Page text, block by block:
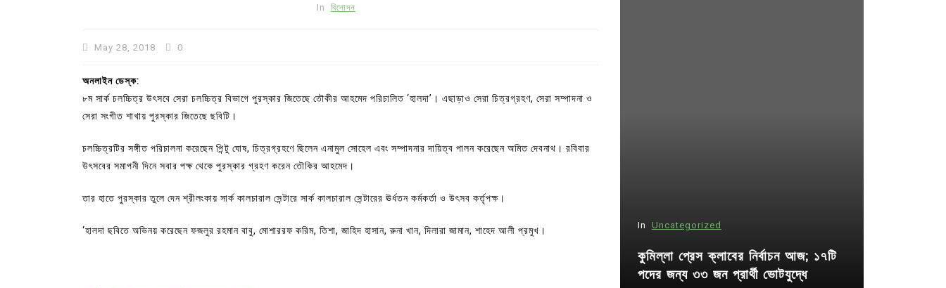
In বিনোদন
May 28, 2018 0
অনলাইন ডেস্ক:
৮ম সার্ক চলচ্চিত্র উৎসবে সেরা চলচ্চিত্র বিভাগে পুরস্কার জিতেছে তৌকীর আহমেদ পরিচালিত ‘হালদা’। এছাড়াও সেরা চিত্রগ্রহণ, সেরা সম্পাদনা ও
সেরা সংগীত শাখায় পুরস্কার জিতেছে ছবিটি।
চলচ্চিত্রটির সঙ্গীত পরিচালনা করেছেন পিন্টু ঘোষ, চিত্রগ্রহণে ছিলেন এনামুল সোহেল এবং সম্পাদনার দায়িত্ব পালন করেছেন অমিত দেবনাথ। রবিবার
উৎসবের সমাপনী দিনে সবার পক্ষ থেকে পুরস্কার গ্রহণ করেন তৌকির আহমেদ।
তার হাতে পুরস্কার তুলে দেন শ্রীলংকায় সার্ক কালচারাল সেন্টারে সার্ক কালচারাল সেন্টারের ঊর্ধতন কর্মকর্তা ও উৎসব কর্তৃপক্ষ।
‘হালদা ছবিতে অভিনয় করেছেন ফজলুর রহমান বাবু, মোশাররফ করিম, তিশা, জাহিদ হাসান, রুনা খান, দিলারা জামান, শাহেদ আলী প্রমুখ।
Uncategorized In Uncategorized In Uncategorized
কুমিল্লা প্রেস ক্লাবের নির্বাচন আজ; ১৭টি
পদের জন্য ৩৩ জন প্রার্থী ভোটযুদ্ধে